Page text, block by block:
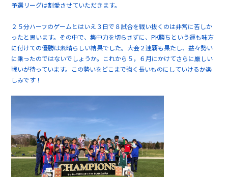
予選リーグは割愛させていただきます。
２５分ハーフのゲームとはいえ３日で８試合を戦い抜くのは非常に苦しか
ったと思います。その中で、集中力を切らさずに、PK勝ちという運も味方
に付けての優勝は素晴らしい結果でした。大会２連覇も果たし、益々勢い
に乗ったのではないでしょうか。これから５，６月にかけてさらに厳しい
戦いが待っています。この勢いをどこまで強く長いものにしていけるか楽
しみです！